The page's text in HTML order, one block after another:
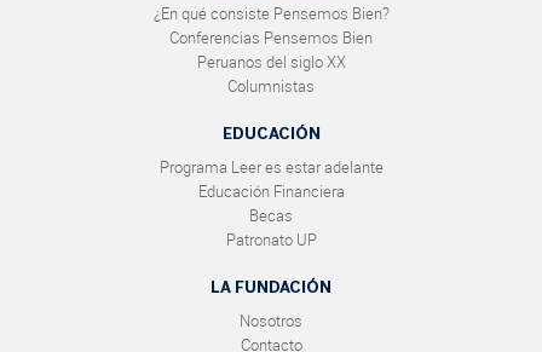
¿En qué consiste Pensemos Bien?
Conferencias Pensemos Bien
Peruanos del siglo XX
Columnistas
EDUCACIÓN
Programa Leer es estar adelante
Educación Financiera
Becas
Patronato UP
LA FUNDACIÓN
Nosotros
Contacto